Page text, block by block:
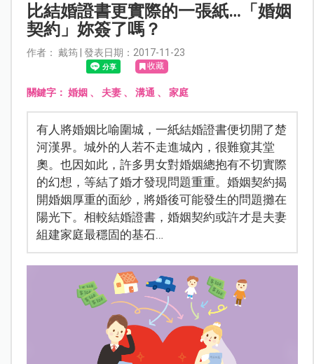
比結婚證書更實際的一張紙…「婚姻
契約」妳簽了嗎？
作者： 戴筠 | 發表日期：2017-11-23
收藏
關鍵字： 婚姻 、 夫妻、 溝通 、 家庭
有人將婚姻比喻圍城，一紙結婚證書便切開了楚
河漢界。城外的人若不走進城內，很難窺其堂
奧。也因如此，許多男女對婚姻總抱有不切實際
的幻想，等結了婚才發現問題重重。婚姻契約揭
開婚姻厚重的面紗，將婚後可能發生的問題攤在
陽光下。相較結婚證書，婚姻契約或許才是夫妻
組建家庭最穩固的基石…